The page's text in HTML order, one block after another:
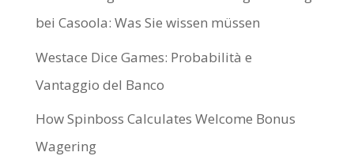
bei Casoola: Was Sie wissen müssen
Westace Dice Games: Probabilità e
Vantaggio del Banco
How Spinboss Calculates Welcome Bonus
Wagering